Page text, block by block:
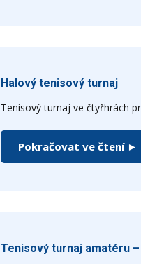
Halový tenisový turnaj
Tenisový turnaj ve čtyřhrách
Pokračovat ve čtení ►
Tenisový turnaj amatéru –